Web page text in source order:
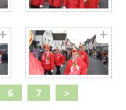
6 7 >